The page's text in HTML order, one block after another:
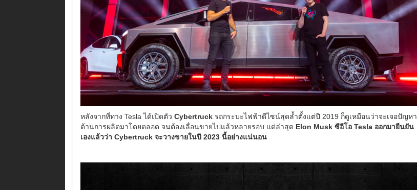
หลังจากที่ทาง Tesla ได้เปิดตัว Cybertruck รถกระบะไฟฟ้าดีไซน์สุดล้ำตั้งแต่ปี 2019 ก็ดูเหมือนว่าจะเจอปัญหา
ด้านการผลิตมาโดยตลอด จนต้องเลื่อนขายไปแล้วหลายรอบ แต่ล่าสุด Elon Musk ซีอีโอ Tesla ออกมายืนยัน
เองแล้วว่า Cybertruck จะวางขายในปี 2023 นี้อย่างแน่นอน